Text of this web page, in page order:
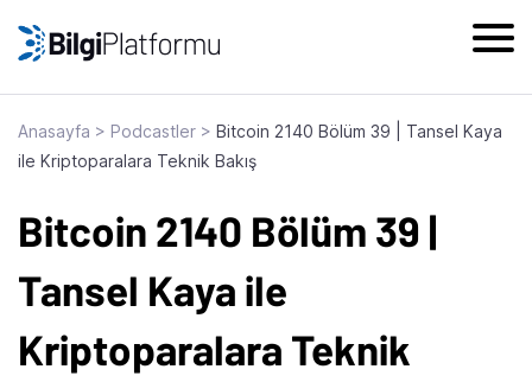
Anasayfa > Podcastler > Bitcoin 2140 Bölüm 39 | Tansel Kaya
ile Kriptoparalara Teknik Bakış
Bitcoin 2140 Bölüm 39 |
Tansel Kaya ile
Kriptoparalara Teknik